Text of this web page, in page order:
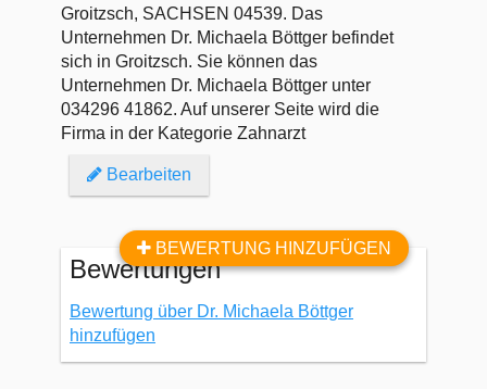
Groitzsch, SACHSEN 04539. Das
Unternehmen Dr. Michaela Böttger befindet
sich in Groitzsch. Sie können das
Unternehmen Dr. Michaela Böttger unter
034296 41862. Auf unserer Seite wird die
Firma in der Kategorie Zahnarzt
Bearbeiten
BEWERTUNG HINZUFÜGEN
Bewertungen
Bewertung über Dr. Michaela Böttger
hinzufügen